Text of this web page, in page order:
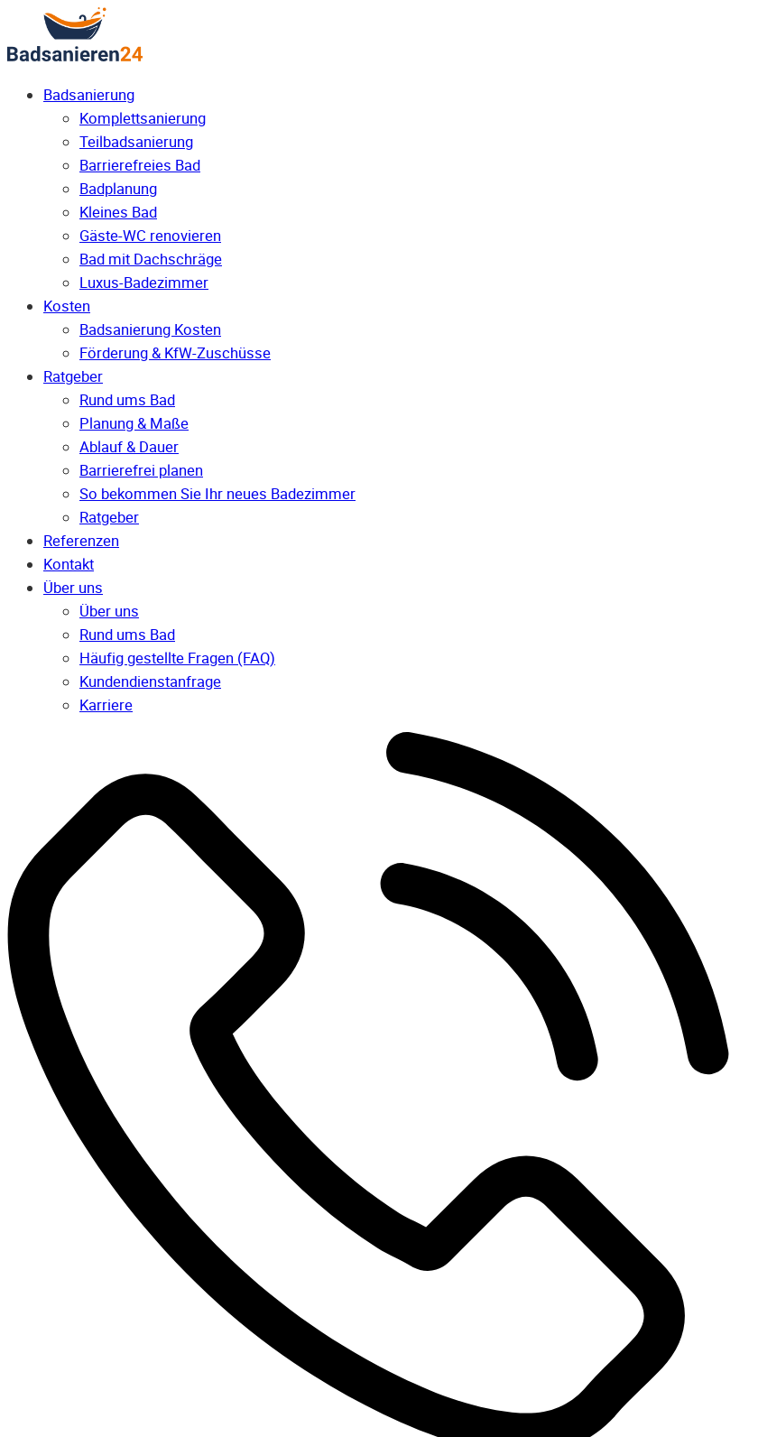
Badsanierung
Komplettsanierung
Teilbadsanierung
Barrierefreies Bad
Badplanung
Kleines Bad
Gäste-WC renovieren
Bad mit Dachschräge
Luxus-Badezimmer
Kosten
Badsanierung Kosten
Förderung & KfW-Zuschüsse
Ratgeber
Rund ums Bad
Planung & Maße
Ablauf & Dauer
Barrierefrei planen
So bekommen Sie Ihr neues Badezimmer
Ratgeber
Referenzen
Kontakt
Über uns
Über uns
Rund ums Bad
Häufig gestellte Fragen (FAQ)
Kunden­dienst­anfrage
Karriere